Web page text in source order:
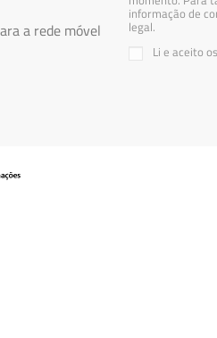
a rede móvel
informação de
legal.
Li e aceito